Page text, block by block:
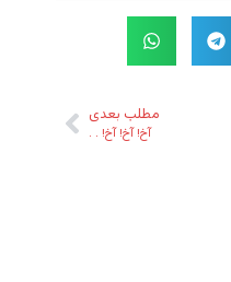
مطلب بعدی
آخ! آخ! آخ! . .